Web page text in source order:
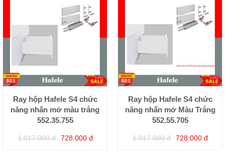
Ray hộp Hafele S4 chức
năng nhấn mở màu trắng
552.35.755
1.017.000 đ 728.000 đ
Ray hộp Hafele S4 chức
năng nhấn mở Màu Trắng
552.55.705
1.017.000 đ 728.000 đ